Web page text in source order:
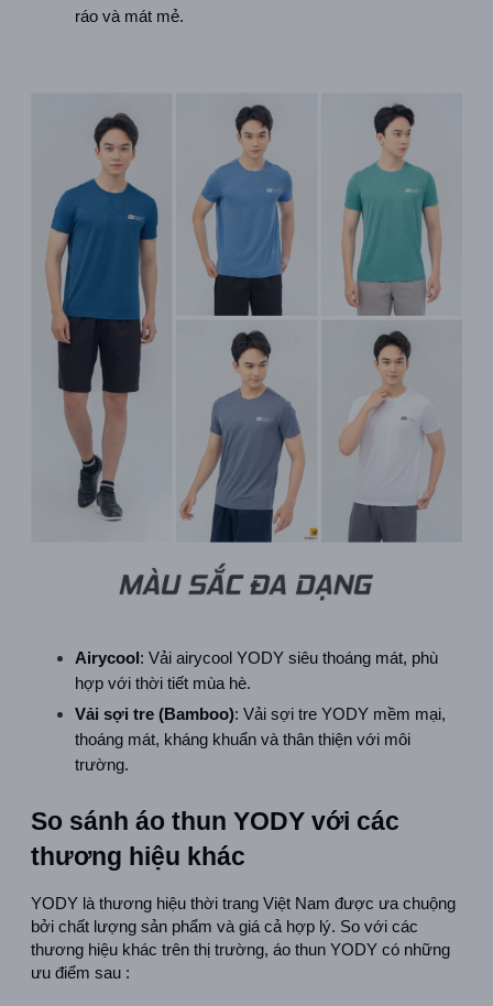
ráo và mát mẻ.
Airycool : Vải airycool YODY siêu thoáng mát, phù
hợp với thời tiết mùa hè.
Vải sợi tre (Bamboo): Vải sợi tre YODY mềm mại,
thoáng mát, kháng khuẩn và thân thiện với môi
trường.
So sánh áo thun YODY với các
thương hiệu khác
YODY là thương hiệu thời trang Việt Nam được ưa chuộng
bởi chất lượng sản phẩm và giá cả hợp lý. So với các
thương hiệu khác trên thị trường, áo thun YODY có những
ưu điểm sau :